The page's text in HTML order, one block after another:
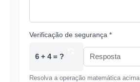
Verificação de segurança *
6 + 4 = ?
Resolva a operação matemática acima